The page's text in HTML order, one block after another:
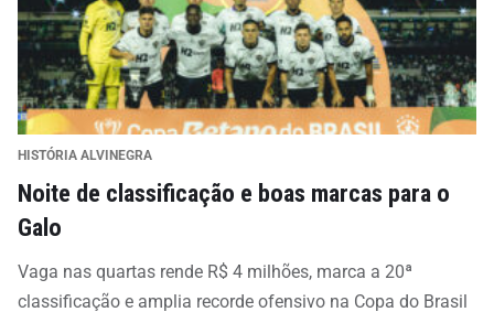
HISTÓRIA ALVINEGRA
Noite de classificação e boas marcas para o
Galo
Vaga nas quartas rende R$ 4 milhões, marca a 20ª
classificação e amplia recorde ofensivo na Copa do Brasil